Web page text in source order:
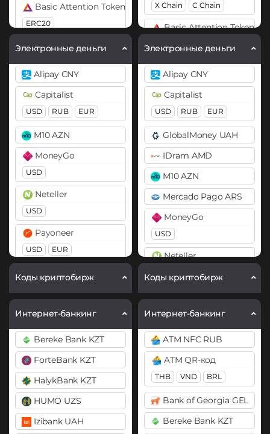
Basic Attention Token (BAT)
ERC20
Binance Coin (BNB)
BEP20
Bitcoin (BTC)
BTC BEP20
OP
ARB AVAXC
Bitcoin Cash (BCH)
Bitcoin SV (BSV)
Cardano (ADA)
Chainlink (LINK)
ERC20
Compound (COMP)
Cosmos (ATOM)
Curve (CRV)
DAI
ERC20
POLYGON
BEP20
DASH
Decentraland (MANA)
Dogecoin (DOGE)
DOGE
Электронные деньги
Alipay CNY
Capitalist
USD RUB EUR
M10 AZN
MoneyGo
USD
Neteller
USD
Payoneer
USD EUR
Pix BRL
Revolut
EUR USD
Skrill
USD EUR
Volet (AdvCash)
USD EUR
Коды криптобирж
Интернет-банкинг
Bereke Bank KZT
ForteBank KZT
HalykBank KZT
HUMO UZS
Izibank UAH
X Chain C Chain
Basic Attention Token
Binance Coin (BNB)
BEP20 BEP2
Bitcoin (BTC)
BTC BEP20
Lightning
OP
ARB AVAXC
Bitcoin Cash (BCH)
Bitcoin SV (BSV)
BitTorrent (BTT)
Cardano (ADA)
Chainlink (LINK)
BEP20 ERC20
Chiliz (CHZ)
Compound (COMP)
Cronos (CRO)
Curve (CRV)
DAI
ERC20
DASH
Электронные деньги
Alipay CNY
Capitalist
USD RUB EUR
GlobalMoney UAH
IDram AMD
M10 AZN
Mercado Pago ARS
MoneyGo
USD
Neteller
Payoneer
USD EUR
PayPal
USD EUR GBP
CAD
AUD
PaySera
USD EUR
Paytm INR
Коды криптобирж
Интернет-банкинг
ATM NFC RUB
ATM QR-код
THB VND BRL
Bank of Georgia GEL
Bereke Bank KZT